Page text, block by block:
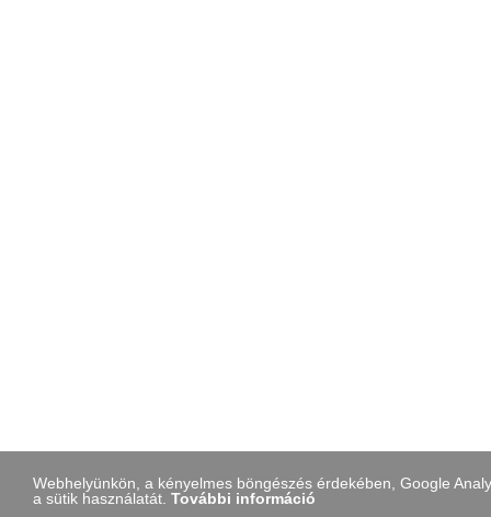
Webhelyünkön, a kényelmes böngészés érdekében, Google
a sütik használatát. További információ